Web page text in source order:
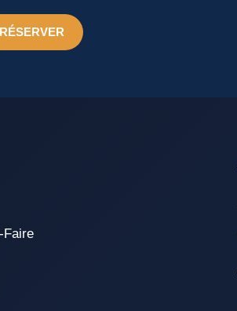
RÉSERVER
Faire